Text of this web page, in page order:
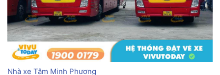
Nhà xe Tâm Minh Phương